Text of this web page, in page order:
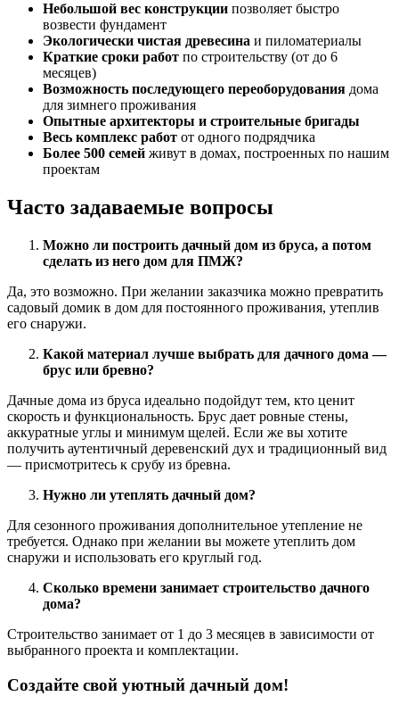
Небольшой вес конструкции позволяет быстро
возвести фундамент
Экологически чистая древесина и пиломатериалы
Краткие сроки работ по строительству (от до 6
месяцев)
Возможность последующего переоборудования дома
для зимнего проживания
Опытные архитекторы и строительные бригады
Весь комплекс работ от одного подрядчика
Более 500 семей живут в домах, построенных по нашим
проектам
Часто задаваемые вопросы
Можно ли построить дачный дом из бруса, а потом
сделать из него дом для ПМЖ?
Да, это возможно. При желании заказчика можно превратить
садовый домик в дом для постоянного проживания, утеплив
его снаружи.
Какой материал лучше выбрать для дачного дома —
брус или бревно?
Дачные дома из бруса идеально подойдут тем, кто ценит
скорость и функциональность. Брус дает ровные стены,
аккуратные углы и минимум щелей. Если же вы хотите
получить аутентичный деревенский дух и традиционный вид
— присмотритесь к срубу из бревна.
Нужно ли утеплять дачный дом?
Для сезонного проживания дополнительное утепление не
требуется. Однако при желании вы можете утеплить дом
снаружи и использовать его круглый год.
Сколько времени занимает строительство дачного
дома?
Строительство занимает от 1 до 3 месяцев в зависимости от
выбранного проекта и комплектации.
Создайте свой уютный дачный дом!